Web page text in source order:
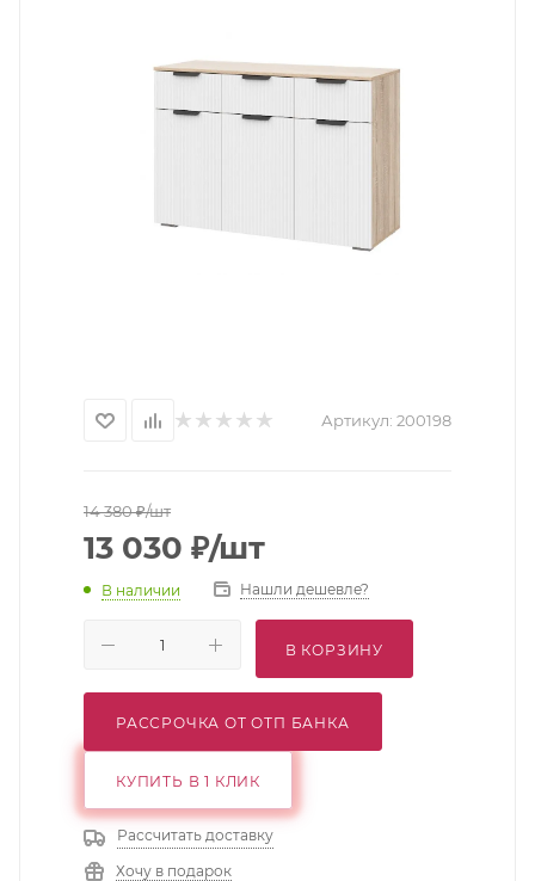
Артикул: 200198
14 380₽/шт
13 030 ₽/шт
В наличии Нашли дешевле?
В КОРЗИНУ
РАССРОЧКА ОТ ОТП БАНКА
КУПИТЬ В 1 КЛИК
Рассчитать доставку
Хочу в подарок